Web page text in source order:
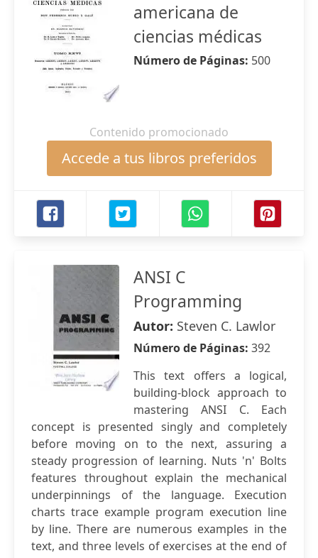
americana de
ciencias médicas
Número de Páginas: 500
Contenido promocionado
Accede a tus libros preferidos
ANSI C
Programming
Autor: Steven C. Lawlor
Número de Páginas: 392
This text offers a logical,
building-block approach to
mastering ANSI C. Each
concept is presented singly and completely
before moving on to the next, assuring a
steady progression of learning. Nuts 'n' Bolts
features throughout explain the mechanical
underpinnings of the language. Execution
charts trace example program execution line
by line. There are numerous examples in the
text, and three levels of exercises at the end of